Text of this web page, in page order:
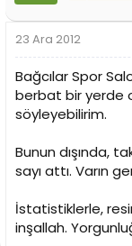
23 Ara 2012
Bağcılar Spor
berbat bir yerde
söyleyebilirim.
Bunun dışında,
sayı attı. Varın
İstatistiklerle,
inşallah.